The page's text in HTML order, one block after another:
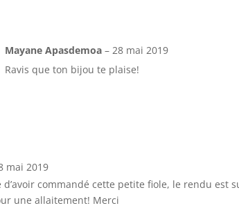
Mayane Apasdemoa– 28 mai 2019
Ravis que ton bijou te plaise!
mai 2019
d’avoir commandé cette petite fiole, le rendu est
une allaitement! Merci